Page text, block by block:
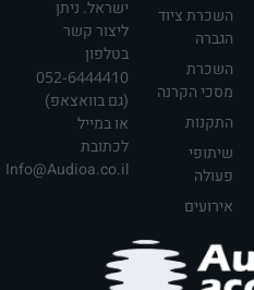
השכרת ציוד
הגברה
השכרת
מסכי הקרנה
התקנות
שיתופי
פעולה
אירועים
ישראל. ניתן
ליצור קשר
בטלפון
052-6444410
(גם בוואצאפ)
או במייל
לכתובת
Info@Audioa.co.il